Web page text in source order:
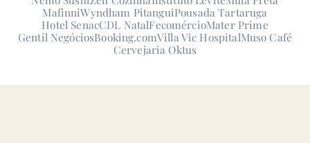
MafinniWyndham PitanguiPousada Tartaruga
Hotel SenacCDL NatalFecomércioMater Prime
Gentil NegóciosBooking.comVilla Vic HospitalMuso Café
Cervejaria Oktus